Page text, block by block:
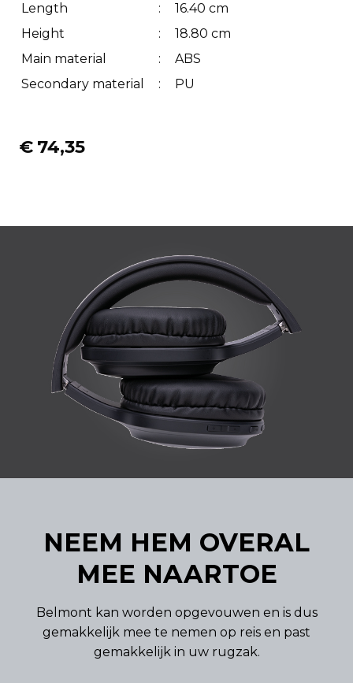
Length
:
16.40 cm
Height
:
18.80 cm
Main material
:
ABS
Secondary material
: PU
€ 74,35
NEEM HEM OVERAL
MEE NAARTOE
Belmont kan worden opgevouwen en is dus
gemakkelijk mee te nemen op reis en past
gemakkelijk in uw rugzak.